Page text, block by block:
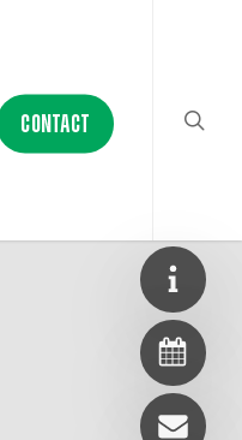
CONTACT